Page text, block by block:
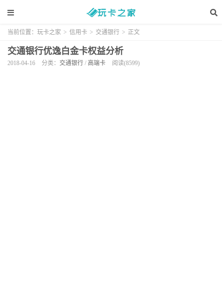
当前位置： 玩卡之家 > 信用卡 > 交通银行 > 正文
交通银行优逸白金卡权益分析
2018-04-16 分类： 交通银行 / 高端卡 阅读(8599)